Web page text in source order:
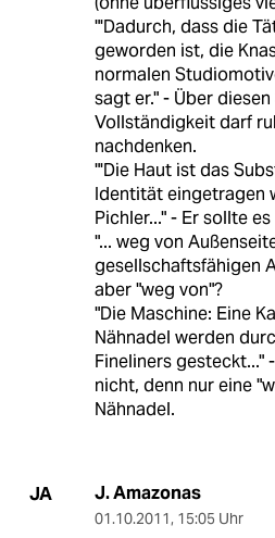
"'Dadurch, dass die
geworden ist, die
normalen
sagt er." - Über
Vollständigkeit darf
nachdenken.
"'Die Haut ist das
Identität eingetragen
Pichler..." - Er sollte
"... weg von
gesellschaftsfähigen
aber "weg von"?
"Die Maschine: Eine
Nähnadel werden
Fineliners gesteckt..."
nicht, denn nur eine
Nähnadel.
JA J. Amazonas
01.10.2011, 15:05 Uhr